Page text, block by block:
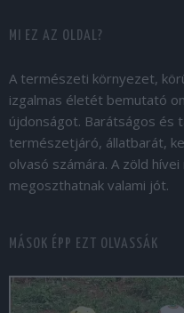
MI EZ AZ OLDAL?
A természeti környezet,
izgalmas életét bemutató
újdonságot. Barátságos és
természetjáró, állatbarát,
olvasó számára. A zöld
megoszthatnak valami jót.
MÁSOK ÉPP EZT OLVASSÁK